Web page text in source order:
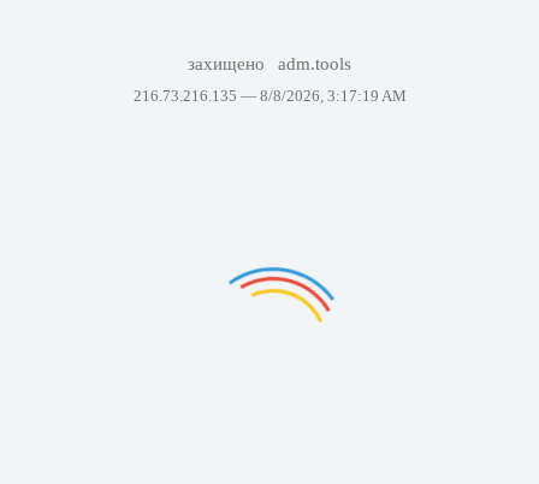
захищено adm.tools
216.73.216.135 — 8/8/2026, 3:17:19 AM